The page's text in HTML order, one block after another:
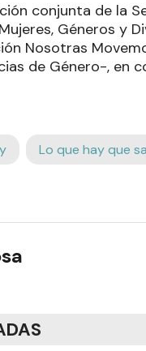
conjunta de la
Géneros y
Nosotras
de Género-, en
Lo que hay que